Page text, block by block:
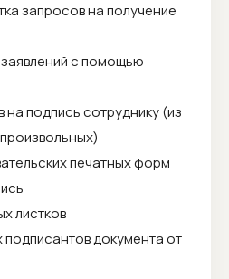
запросов на получение
с помощью
на подпись сотруднику (из
печатных форм
листков
подписантов документа от